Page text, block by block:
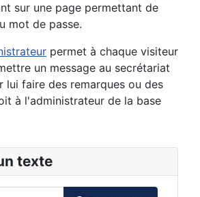
texte
sur une page permettant de
mot de passe.
permet à chaque visiteur
un message au secrétariat
lui faire des remarques ou des
à l'administrateur de la base